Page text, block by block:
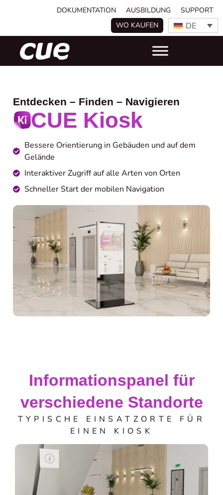
DOKUMENTATION AUSBILDUNG
SUPPORT
WO KAUFEN
DE
Entdecken – Finden – Navigieren
CUE Kiosk
Bessere Orientierung in Gebäuden und auf dem
Gelände
Interaktiver Zugriff auf alle Arten von Orten
Schneller Start der mobilen Navigation
Informationspanel für
verschiedene Standorte
TYPISCHE EINSATZORTE FÜR
EINEN KIOSK